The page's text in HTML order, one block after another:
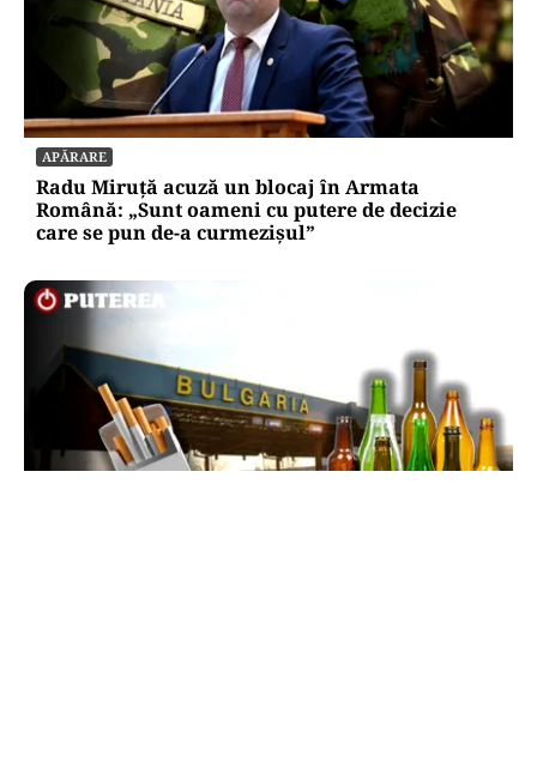
APĂRARE
Radu Miruță acuză un blocaj în Armata
Română: „Sunt oameni cu putere de decizie
care se pun de-a curmezișul”